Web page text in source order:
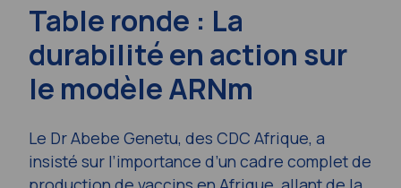
Table ronde : La
durabilité en action sur
le modèle ARNm
Le Dr Abebe Genetu, des CDC Afrique, a
insisté sur l’importance d’un cadre complet de